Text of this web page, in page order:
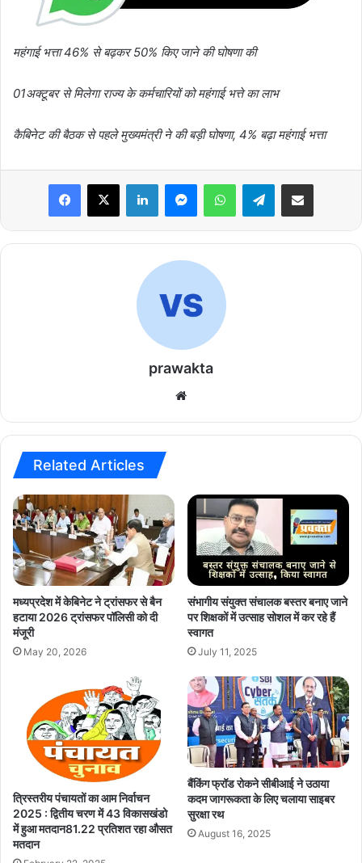
महंगाई भत्ता 46% से बढ़कर 50% किए जाने की घोषणा की
01अक्टूबर से मिलेगा राज्य के कर्मचारियों को महंगाई भत्ते का लाभ
कैबिनेट की बैठक से पहले मुख्यमंत्री ने की बड़ी घोषणा, 4% बढ़ा महंगाई भत्ता
Facebook
X LinkedInMessengerWhatsAppTelegramShare via Email
prawakta
Related Articles
मध्यप्रदेश में केबिनेट ने ट्रांसफर से बैन
हटाया 2026 ट्रांसफर पॉलिसी को दी
मंजूरी
May 20, 2026
संभागीय संयुक्त संचालक बस्तर बनाए जाने
पर शिक्षकों में उत्साह सोशल में कर रहे हैं
स्वागत
July 11, 2025
त्रिस्तरीय पंचायतों का आम निर्वाचन
2025 : द्वितीय चरण में 43 विकासखंडो
में हुआ मतदान81.22 प्रतिशत रहा औसत
मतदान
बैंकिंग फ्रॉड रोकने सीबीआई ने उठाया
कदम जागरूकता के लिए चलाया साइबर
सुरक्षा रथ
August 16, 2025